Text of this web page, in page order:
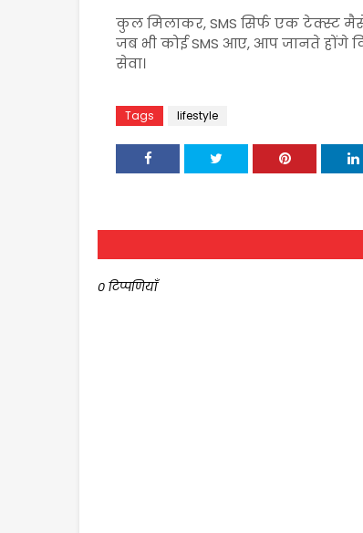
कुल मिलाकर, SMS सिर्फ एक टेक्स्ट
जब भी कोई SMS आए, आप जानते होंगे
सेवा।
Tags lifestyle
0 टिप्पणियाँ